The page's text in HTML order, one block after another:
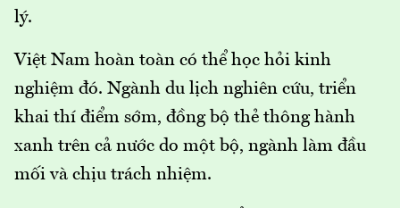
lý.
Việt Nam hoàn toàn có thể học hỏi kinh
nghiệm đó. Ngành du lịch nghiên cứu, triển
khai thí điểm sớm, đồng bộ thẻ thông hành
xanh trên cả nước do một bộ, ngành làm đầu
mối và chịu trách nhiệm.